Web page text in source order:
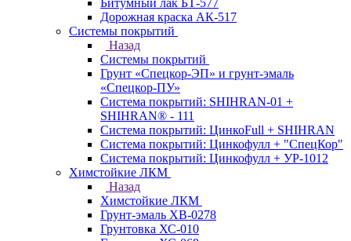
Битумный лак БТ-577
Дорожная краска АК-517
Системы покрытий
Назад
Системы покрытий
Грунт «Спецкор-ЭП» и грунт-эмаль
«Спецкор-ПУ»
Система покрытий: SHIHRAN-01 +
SHIHRAN® - 111
Система покрытий: ЦинкоFull + SHIHRAN
Система покрытий: Цинкофулл + "СпецКор"
Система покрытий: Цинкофулл + УР-1012
Химстойкие ЛКМ
Назад
Химстойкие ЛКМ
Грунт-эмаль ХВ-0278
Грунтовка ХС-010